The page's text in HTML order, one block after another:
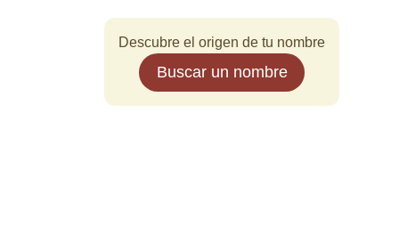
Descubre el origen de tu nombre
Buscar un nombre